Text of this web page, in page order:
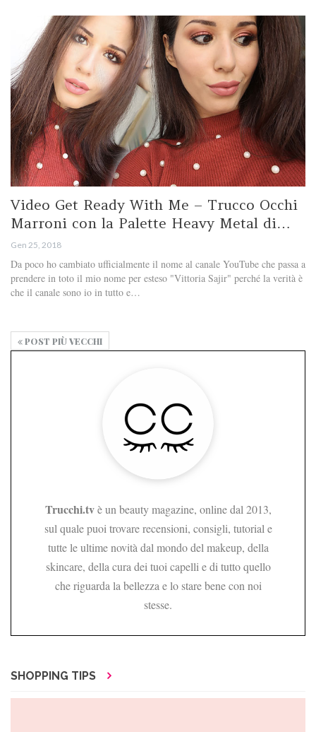
Video Get Ready With Me – Trucco Occhi
Marroni con la Palette Heavy Metal di…
Gen 25, 2018
Da poco ho cambiato ufficialmente il nome al canale YouTube che passa a
prendere in toto il mio nome per esteso "Vittoria Sajir" perché la verità è
che il canale sono io in tutto e…
POST PIÙ VECCHI
Trucchi.tvè un beauty magazine, online dal 2013,
sul quale puoi trovare recensioni, consigli, tutorial e
tutte le ultime novità dal mondo del makeup, della
skincare, della cura dei tuoi capelli e di tutto quello
che riguarda la bellezza e lo stare bene con noi
stesse.
SHOPPING TIPS